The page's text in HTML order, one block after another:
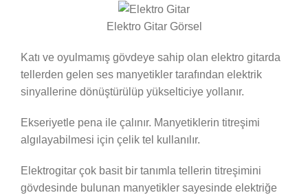
Elektro Gitar Görsel
Katı ve oyulmamış gövdeye sahip olan elektro gitarda
tellerden gelen ses manyetikler tarafından elektrik
sinyallerine dönüştürülüp yükselticiye yollanır.
Ekseriyetle pena ile çalınır. Manyetiklerin titreşimi
algılayabilmesi için çelik tel kullanılır.
Elektrogitar çok basit bir tanımla tellerin titreşimini
gövdesinde bulunan manyetikler sayesinde elektriğe